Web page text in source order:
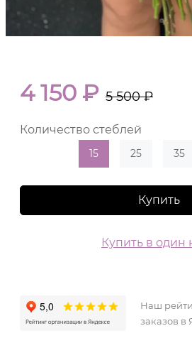
4 150 ₽ 5 500₽
Количество стеблей
15 25 35
Купить
Купить в один
Наш
заказов в